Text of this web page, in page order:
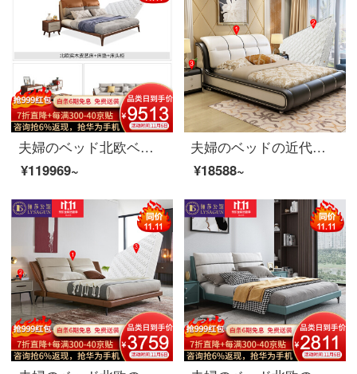
夫婦のベッド北欧ベッドの実木皮の布芸のダブルベッド1.8メートルの寝室は簡単にベッドを洗うことができます。
¥119969~
夫婦のベッドの近代的なベッドの皮のベッドの本当の木のダブルベッドの1.8メートルの寝室の柔らかいベッドの高箱の結婚するベッドの家具の黒色の1.8 M組の骨格のベッド+マットレス+マットレス+マットレス*1
¥18588~